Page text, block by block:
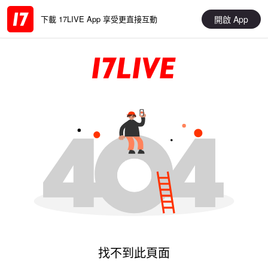
下載 17LIVE App 享受更直接互動 開啟 App
找不到此頁面